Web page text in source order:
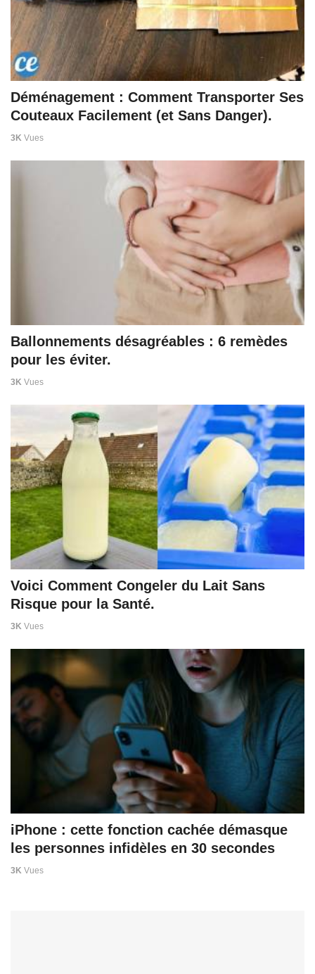
Déménagement : Comment Transporter Ses
Couteaux Facilement (et Sans Danger).
3K Vues
Ballonnements désagréables : 6 remèdes
pour les éviter.
3K Vues
Voici Comment Congeler du Lait Sans
Risque pour la Santé.
3K Vues
iPhone : cette fonction cachée démasque
les personnes infidèles en 30 secondes
3K Vues